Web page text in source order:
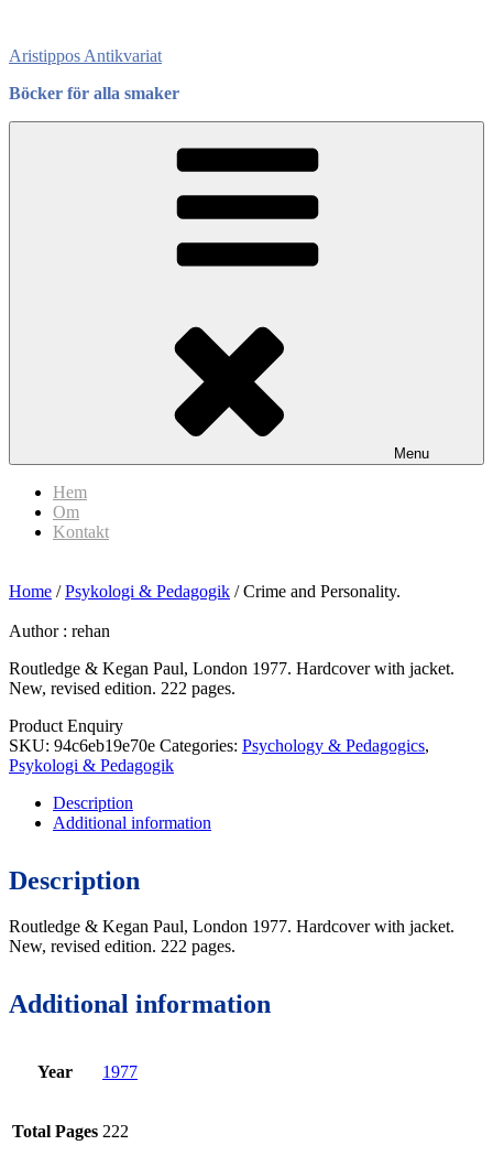
content
Aristippos Antikvariat
Böcker för alla smaker
Menu
Hem
Om
Kontakt
Home /Psykologi & Pedagogik / Crime and Personality.
Author : rehan
Routledge & Kegan Paul, London 1977. Hardcover with jacket.
New, revised edition. 222 pages.
Product Enquiry
SKU: 94c6eb19e70e Categories: Psychology & Pedagogics,
Psykologi & Pedagogik
Description
Additional information
Description
Routledge & Kegan Paul, London 1977. Hardcover with jacket.
New, revised edition. 222 pages.
Additional information
Year 1977
Total Pages 222